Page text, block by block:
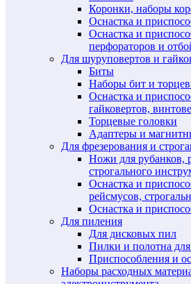
Коронки, наборы
Оснастка и
Оснастка и
перфораторов и
Для шуруповертов и
Биты
Наборы бит и
Оснастка и
гайковертов,
Торцевые головки
Адаптеры и
Для фрезерования и
Ножи для рубанков,
строгального
Оснастка и
рейсмусов,
Оснастка и
Для пиления
Для дисковых пил
Пилки и полотна для
Приспособления и
Наборы расходных